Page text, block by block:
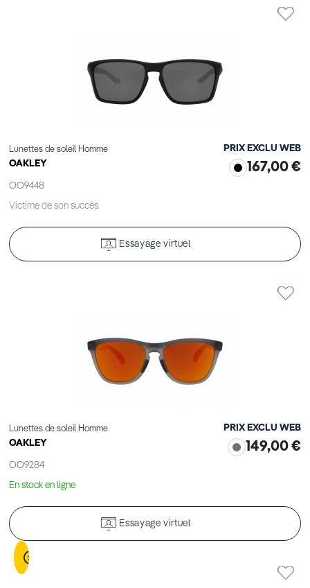
Lunettes de soleil Homme
OAKLEY
OO9448
PRIX EXCLU WEB
167,00 €
Victime de son succès
Essayage virtuel
Lunettes de soleil Homme
OAKLEY
OO9284
PRIX EXCLU WEB
149,00 €
En stock en ligne
Essayage virtuel